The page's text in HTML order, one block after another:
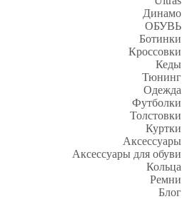
Динамо
ОБУВЬ
Ботинки
Кроссовки
Кеды
Тюнинг
Одежда
Футболки
Толстовки
Куртки
Аксессуары
Аксессуары для обуви
Кольца
Ремни
Блог